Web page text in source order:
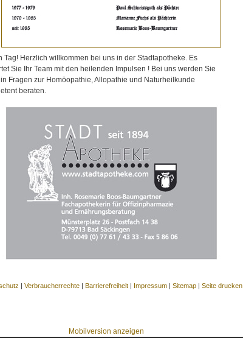
Tag! Herzlich willkommen bei uns in der Stadtapotheke. Es
Sie Ihr Team mit den heilenden Impulsen ! Bei uns werden Sie
Fragen zur Homöopathie, Allopathie und Naturheilkunde
beraten.
| Verbraucherrechte | Barrierefreiheit | Impressum | Sitemap | Seite drucken
Mobilversion anzeigen